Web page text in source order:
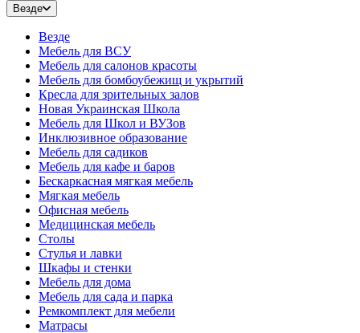
Везде
Везде
Мебель для ВСУ
Мебель для салонов красоты
Мебель для бомбоубежищ и укрытий
Кресла для зрительных залов
Новая Украинская Школа
Мебель для Школ и ВУЗов
Инклюзивное образование
Мебель для садиков
Мебель для кафе и баров
Бескаркасная мягкая мебель
Мягкая мебель
Офисная мебель
Медицинская мебель
Столы
Стулья и лавки
Шкафы и стенки
Мебель для дома
Мебель для сада и парка
Ремкомплект для мебели
Матрасы